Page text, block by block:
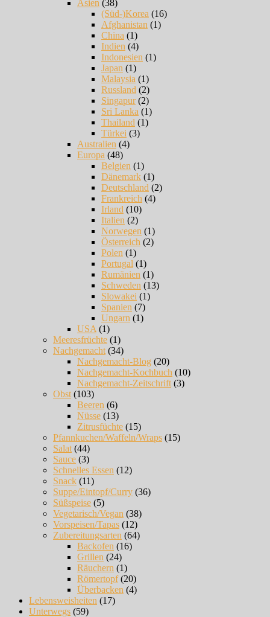
Asien (38)
(Süd-)Korea (16)
Afghanistan (1)
China (1)
Indien (4)
Indonesien (1)
Japan (1)
Malaysia (1)
Russland (2)
Singapur(2)
Sri Lanka (1)
Thailand (1)
Türkei (3)
Australien (4)
Europa (48)
Belgien (1)
Dänemark (1)
Deutschland (2)
Frankreich (4)
Irland (10)
Italien (2)
Norwegen (1)
Österreich (2)
Polen (1)
Portugal (1)
Rumänien (1)
Schweden (13)
Slowakei (1)
Spanien (7)
Ungarn (1)
USA (1)
Meeresfrüchte (1)
Nachgemacht (34)
Nachgemacht-Blog (20)
Nachgemacht-Kochbuch (10)
Nachgemacht-Zeitschrift (3)
Obst (103)
Beeren (6)
Nüsse (13)
Zitrusfüchte (15)
Pfannkuchen/Waffeln/Wraps (15)
Salat (44)
Sauce (3)
Schnelles Essen (12)
Snack (11)
Suppe/Eintopf/Curry (36)
Süßspeise (5)
Vegetarisch/Vegan (38)
Vorspeisen/Tapas (12)
Zubereitungsarten (64)
Backofen (16)
Grillen (24)
Räuchern (1)
Römertopf(20)
Überbacken (4)
Lebensweisheiten (17)
Unterwegs (59)